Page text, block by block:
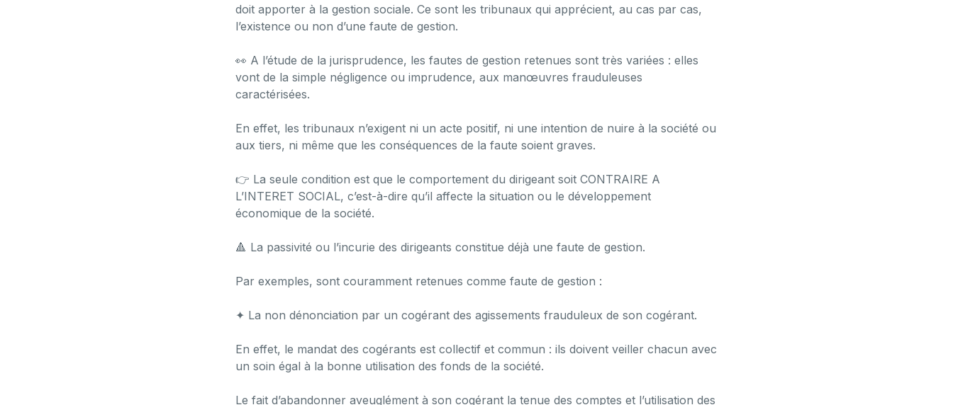
doit apporter à la gestion sociale. Ce sont les tribunaux qui apprécient, au cas par cas,
l’existence ou non d’une faute de gestion.
👀 A l’étude de la jurisprudence, les fautes de gestion retenues sont très variées : elles
vont de la simple négligence ou imprudence, aux manœuvres frauduleuses
caractérisées.
En effet, les tribunaux n’exigent ni un acte positif, ni une intention de nuire à la société ou
aux tiers, ni même que les conséquences de la faute soient graves.
👉 La seule condition est que le comportement du dirigeant soit CONTRAIRE A
L’INTERET SOCIAL, c’est-à-dire qu’il affecte la situation ou le développement
économique de la société.
🔺 La passivité ou l’incurie des dirigeants constitue déjà une faute de gestion.
Par exemples, sont couramment retenues comme faute de gestion :
✦ La non dénonciation par un cogérant des agissements frauduleux de son cogérant.
En effet, le mandat des cogérants est collectif et commun : ils doivent veiller chacun avec
un soin égal à la bonne utilisation des fonds de la société.
Le fait d’abandonner aveuglément à son cogérant la tenue des comptes et l’utilisation des